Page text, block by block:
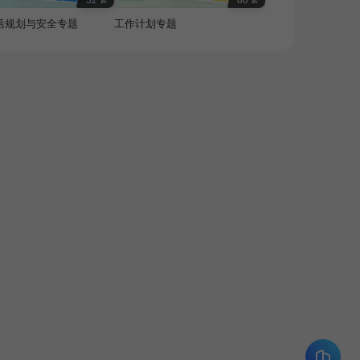
规划与安全专题 工作计划专题